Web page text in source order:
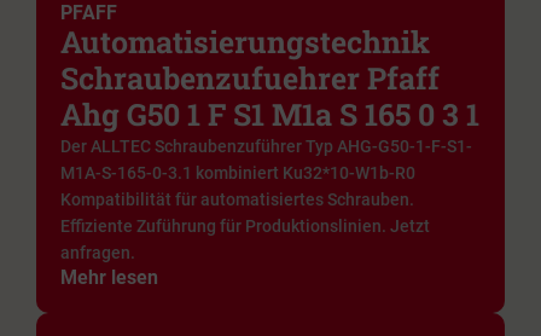
PFAFF
Automatisierungstechnik
Schraubenzufuehrer Pfaff
Ahg G50 1 F S1 M1a S 165 0 3 1
Der ALLTEC Schraubenzuführer Typ AHG-G50-1-F-S1-
M1A-S-165-0-3.1 kombiniert Ku32*10-W1b-R0
Kompatibilität für automatisiertes Schrauben.
Effiziente Zuführung für Produktionslinien. Jetzt
anfragen.
Mehr lesen